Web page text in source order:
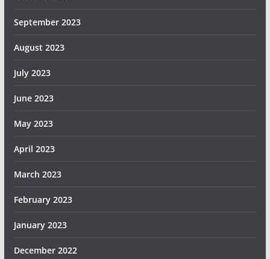
September 2023
August 2023
July 2023
June 2023
May 2023
April 2023
March 2023
February 2023
January 2023
December 2022